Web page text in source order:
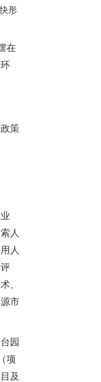
形
在
策
人
人
、
市
园
项
及